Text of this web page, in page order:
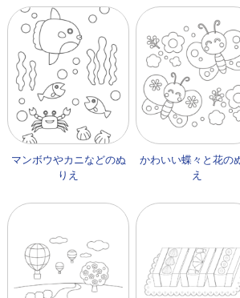
マンボウやカニなどのぬ
りえ
かわいい蝶々と花の
え